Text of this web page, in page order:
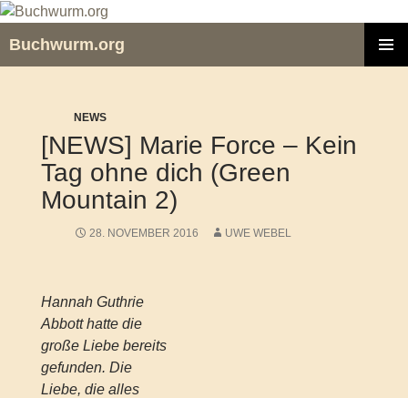
Zum
springen
Buchwurm.org
NEWS
[NEWS] Marie Force – Kein
Tag ohne dich (Green
Mountain 2)
28. NOVEMBER 2016 UWE WEBEL
Hannah Guthrie
Abbott hatte die
große Liebe bereits
gefunden. Die
Liebe, die alles